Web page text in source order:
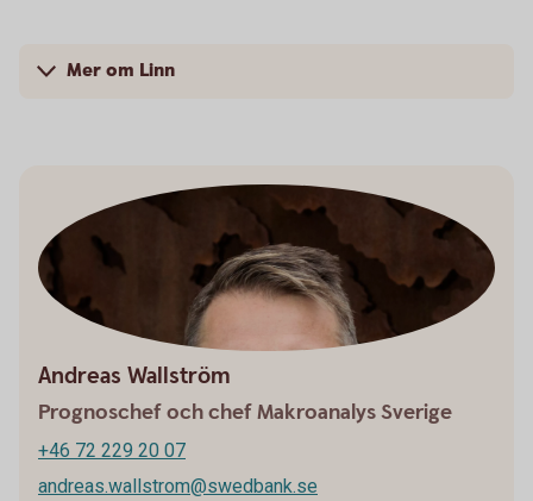
Mer om Linn
Andreas Wallström
Prognoschef och chef Makroanalys Sverige
+46 72 229 20 07
andreas.wallstrom@swedbank.se